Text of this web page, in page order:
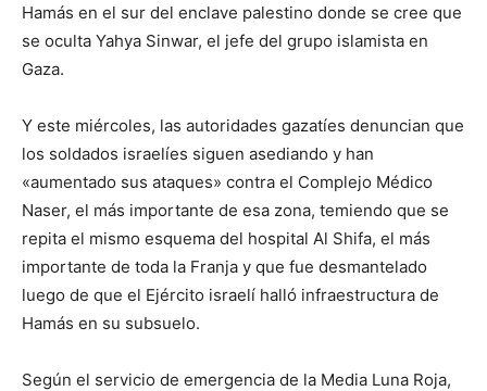
Hamás en el sur del enclave palestino donde se cree que
se oculta Yahya Sinwar, el jefe del grupo islamista en
Gaza.
Y este miércoles, las autoridades gazatíes denuncian que
los soldados israelíes siguen asediando y han
«aumentado sus ataques» contra el Complejo Médico
Naser, el más importante de esa zona, temiendo que se
repita el mismo esquema del hospital Al Shifa, el más
importante de toda la Franja y que fue desmantelado
luego de que el Ejército israelí halló infraestructura de
Hamás en su subsuelo.
Según el servicio de emergencia de la Media Luna Roja,